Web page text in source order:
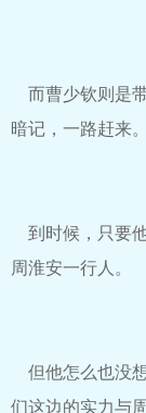
而曹少钦则是
暗记，一路赶来。
到时候，只要
周淮安一行人。
但他怎么也没
们这边的实力与